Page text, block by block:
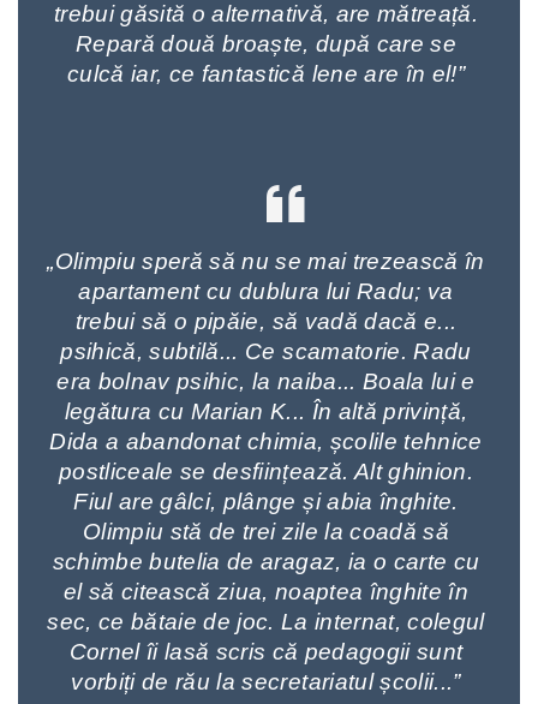
trebui găsită o alternativă, are mătreață.
Repară două broaște, după care se
culcă iar, ce fantastică lene are în el!”
„Olimpiu speră să nu se mai trezească în
apartament cu dublura lui Radu; va
trebui să o pipăie, să vadă dacă e...
psihică, subtilă... Ce scamatorie. Radu
era bolnav psihic, la naiba... Boala lui e
legătura cu Marian K... În altă privință,
Dida a abandonat chimia, școlile tehnice
postliceale se desființează. Alt ghinion.
Fiul are gâlci, plânge și abia înghite.
Olimpiu stă de trei zile la coadă să
schimbe butelia de aragaz, ia o carte cu
el să citească ziua, noaptea înghite în
sec, ce bătaie de joc. La internat, colegul
Cornel îi lasă scris că pedagogii sunt
vorbiți de rău la secretariatul școlii...”